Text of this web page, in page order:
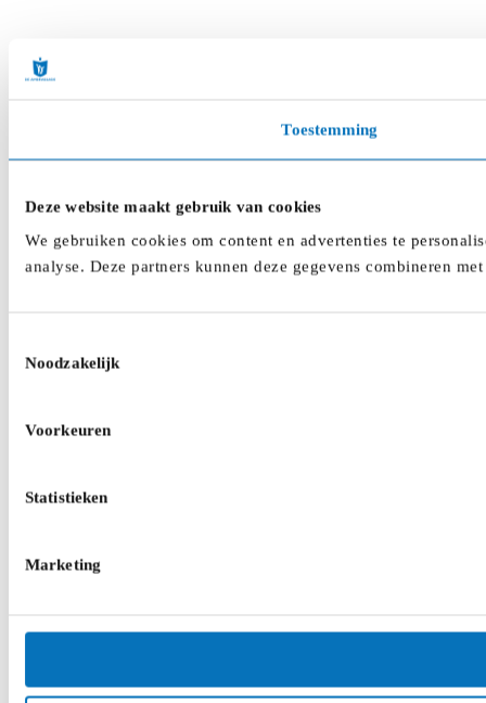
Toestemming
Deze website maakt gebruik van cookies
We gebruiken cookies om content en advertenties te
analyse. Deze partners kunnen deze gegevens combineren
Noodzakelijk
Voorkeuren
Statistieken
Marketing